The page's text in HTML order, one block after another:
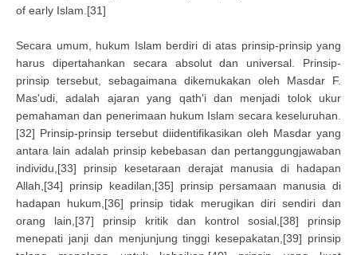
of early Islam.[31]
Secara umum, hukum Islam berdiri di atas prinsip-prinsip yang
harus dipertahankan secara absolut dan universal. Prinsip-
prinsip tersebut, sebagaimana dikemukakan oleh Masdar F.
Mas'udi, adalah ajaran yang qath'i dan menjadi tolok ukur
pemahaman dan penerimaan hukum Islam secara keseluruhan.
[32] Prinsip-prinsip tersebut diidentifikasikan oleh Masdar yang
antara lain adalah prinsip kebebasan dan pertanggungjawaban
individu,[33] prinsip kesetaraan derajat manusia di hadapan
Allah,[34] prinsip keadilan,[35] prinsip persamaan manusia di
hadapan hukum,[36] prinsip tidak merugikan diri sendiri dan
orang lain,[37] prinsip kritik dan kontrol sosial,[38] prinsip
menepati janji dan menjunjung tinggi kesepakatan,[39] prinsip